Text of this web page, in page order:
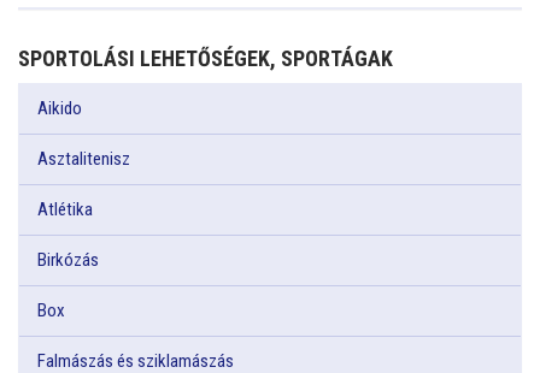
SPORTOLÁSI LEHETŐSÉGEK, SPORTÁGAK
Aikido
Asztalitenisz
Atlétika
Birkózás
Box
Falmászás és sziklamászás